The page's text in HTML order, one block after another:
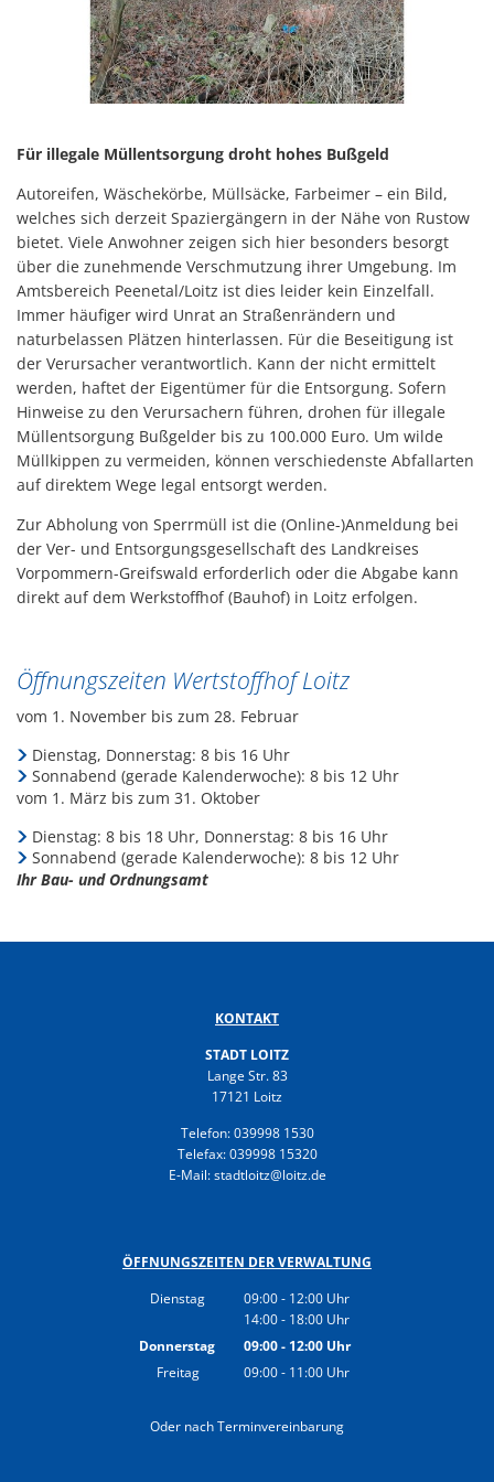
Gesundheit
Feuerwehr
Wohnungsangebote
Sophia Hedwig
Polizeistation Loitz
Kfz-Zulassung
Breitbandausbau
Fundtiere
Für illegale Müllentsorgung droht hohes Bußgeld
Autoreifen, Wäschekörbe, Müllsäcke, Farbeimer – ein Bild,
welches sich derzeit Spaziergängern in der Nähe von Rustow
bietet. Viele Anwohner zeigen sich hier besonders besorgt
über die zunehmende Verschmutzung ihrer Umgebung. Im
Amtsbereich Peenetal/Loitz ist dies leider kein Einzelfall.
Immer häufiger wird Unrat an Straßenrändern und
naturbelassen Plätzen hinterlassen. Für die Beseitigung ist
der Verursacher verantwortlich. Kann der nicht ermittelt
werden, haftet der Eigentümer für die Entsorgung. Sofern
Hinweise zu den Verursachern führen, drohen für illegale
Müllentsorgung Bußgelder bis zu 100.000 Euro. Um wilde
Müllkippen zu vermeiden, können verschiedenste Abfallarten
auf direktem Wege legal entsorgt werden.
Zur Abholung von Sperrmüll ist die (Online-)Anmeldung bei
der Ver- und Entsorgungsgesellschaft des Landkreises
Vorpommern-Greifswald erforderlich oder die Abgabe kann
direkt auf dem Werkstoffhof (Bauhof) in Loitz erfolgen.
Öffnungszeiten Wertstoffhof Loitz
vom 1. November bis zum 28. Februar
Dienstag, Donnerstag: 8 bis 16 Uhr
Sonnabend (gerade Kalenderwoche): 8 bis 12 Uhr
vom 1. März bis zum 31. Oktober
Dienstag: 8 bis 18 Uhr, Donnerstag: 8 bis 16 Uhr
Sonnabend (gerade Kalenderwoche): 8 bis 12 Uhr
Ihr Bau- und Ordnungsamt
KONTAKT
STADT LOITZ
Lange Str. 83
17121 Loitz
Telefon: 039998 1530
Telefax: 039998 15320
E-Mail: stadtloitz@loitz.de
ÖFFNUNGSZEITEN DER VERWALTUNG
Dienstag
09:00- 12:00 Uhr
Von 09:00 bis 12:00 Uhr
14:00- 18:00 Uhr
Von 14:00 bis 18:00 Uhr
Donnerstag 09:00- 12:00Uhr
Von 09:00 bis 12:00 Uhr
Freitag 09:00- 11:00 Uhr
Oder nach Terminvereinbarung